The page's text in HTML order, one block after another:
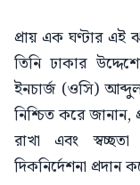
প্রায় এক ঘণ্টার এই
তিনি ঢাকার
ইনচার্জ (ওসি) আব্দুল
নিশ্চিত করে জানান,
রাখা এবং স্বচ্ছতা
দিকনির্দেশনা প্রদান